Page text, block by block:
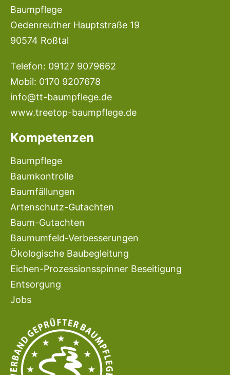
Baumpflege
Oedenreuther Hauptstraße 19
90574 Roßtal
Telefon: 09127 9079662
Mobil: 0170 9207678
info@tt-baumpflege.de
www.treetop-baumpflege.de
Kompetenzen
Baumpflege
Baumkontrolle
Baumfällungen
Artenschutz-Gutachten
Baum-Gutachten
Baumumfeld-Verbesserungen
Ökologische Baubegleitung
Eichen-Prozessionsspinner Beseitigung
Entsorgung
Jobs